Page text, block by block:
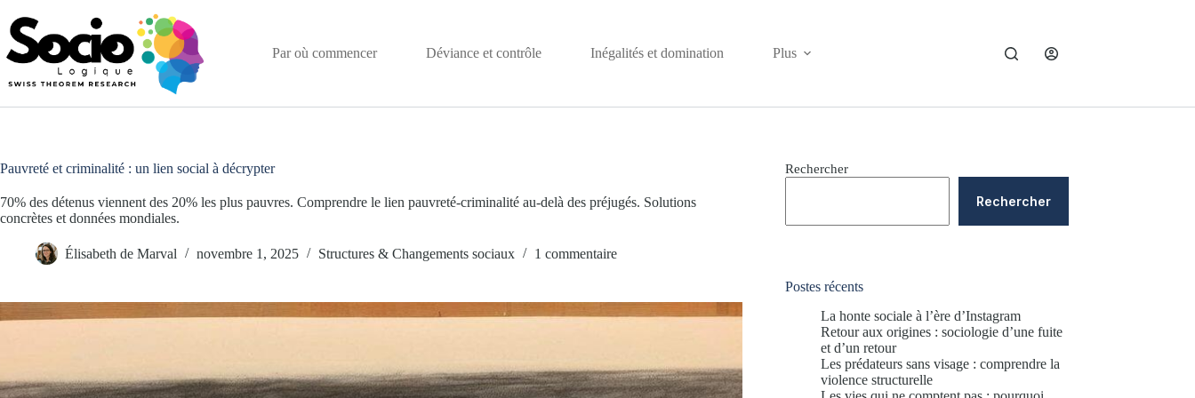
au
contenu
Par où commencer
Déviance et contrôle Inégalités et domination Plus
Pauvreté et criminalité : un lien social à décrypter
70% des détenus viennent des 20% les plus pauvres. Comprendre le lien pauvreté-criminalité au-delà des préjugés. Solutions
concrètes et données mondiales.
Élisabeth de Marval novembre 1, 2025 Structures & Changements sociaux 1 commentaire
Rechercher
Rechercher
Postes récents
La honte sociale à l’ère d’Instagram
Retour aux origines : sociologie d’une fuite
et d’un retour
Les prédateurs sans visage : comprendre la
violence structurelle